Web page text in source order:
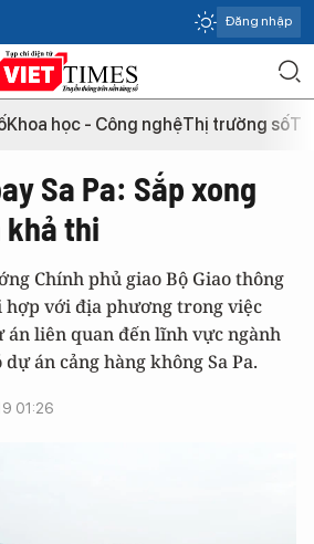
Đăng nhập
Khoa học - Công nghệThị trường số
Sa Pa: Sắp xong
khả thi
Chính phủ giao Bộ Giao thông
hợp với địa phương trong việc
án liên quan đến lĩnh vực ngành
án cảng hàng không Sa Pa.
01:26